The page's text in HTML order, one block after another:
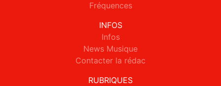
Fréquences
INFOS
Infos
News Musique
Contacter la rédac
RUBRIQUES